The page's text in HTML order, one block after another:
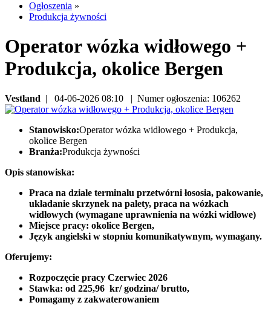
Ogłoszenia »
Produkcja żywności
Operator wózka widłowego +
Produkcja, okolice Bergen
Vestland | 04-06-2026 08:10 | Numer ogłoszenia: 106262
Stanowisko:Operator wózka widłowego + Produkcja,
okolice Bergen
Branża:Produkcja żywności
Opis stanowiska:
Praca na dziale terminalu przetwórni łososia, pakowanie,
układanie skrzynek na palety, praca na wózkach
widłowych (wymagane uprawnienia na wózki widłowe)
Miejsce pracy: okolice Bergen,
Język angielski w stopniu komunikatywnym, wymagany.
Oferujemy:
Rozpoczęcie pracy Czerwiec 2026
Stawka: od 225,96 kr/ godzina/ brutto,
Pomagamy z zakwaterowaniem